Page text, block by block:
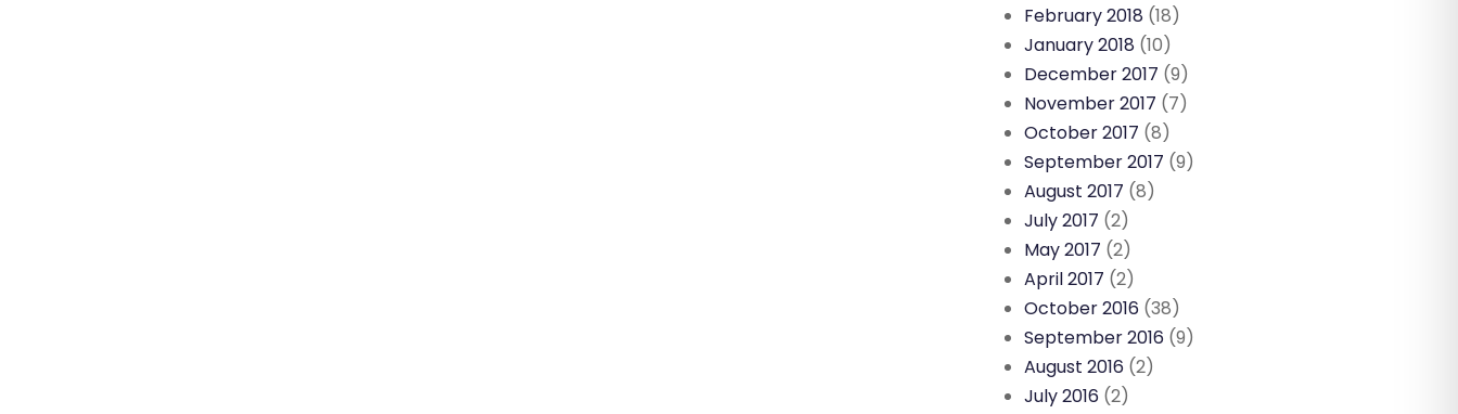
February 2018 (18)
January 2018 (10)
December 2017 (9)
November 2017 (7)
October 2017 (8)
September 2017 (9)
August 2017 (8)
July 2017 (2)
May 2017 (2)
April 2017 (2)
October 2016 (38)
September 2016 (9)
August 2016 (2)
July 2016 (2)